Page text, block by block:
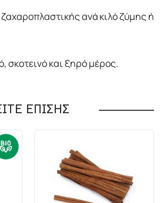
ανά κιλό ζύμης ή
σκοτεινό και ξηρό μέρος.
ΕΠΙΣΗΣ